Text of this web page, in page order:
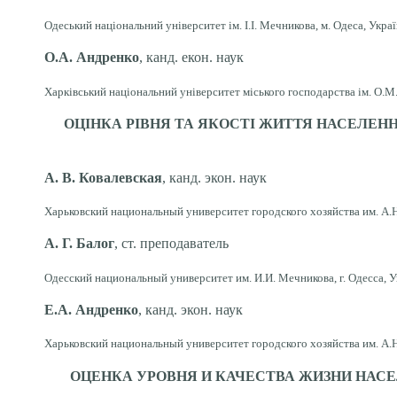
Одеський національний університет ім. І.І. Мечникова, м. Одеса,
О.А. Андренко, канд. екон. наук
Харківський національний університет міського господарства ім.
ОЦІНКА РІВНЯ ТА ЯКОСТІ ЖИТТЯ
А. В. Ковалевская, канд. экон. наук
Харьковский национальный университет городского хозяйства им.
А. Г. Балог, ст. преподаватель
Одесский национальный университет им. И.И. Мечникова, г. Одесса,
Е.А. Андренко, канд. экон. наук
Харьковский национальный университет городского хозяйства им.
ОЦЕНКА УРОВНЯ И КАЧЕСТВА ЖИЗНИ